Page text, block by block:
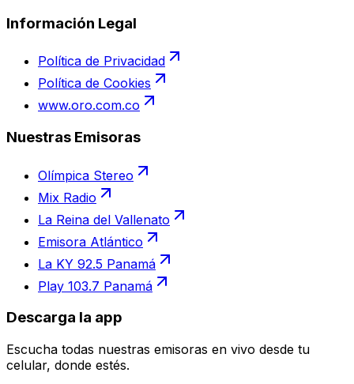
Información Legal
Política de Privacidad
Política de Cookies
www.oro.com.co
Nuestras Emisoras
Olímpica Stereo
Mix Radio
La Reina del Vallenato
Emisora Atlántico
La KY 92.5 Panamá
Play 103.7 Panamá
Descarga la app
Escucha todas nuestras emisoras en vivo desde tu
celular, donde estés.